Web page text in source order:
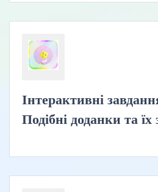
Інтерактивні
Подібні доданки та їх